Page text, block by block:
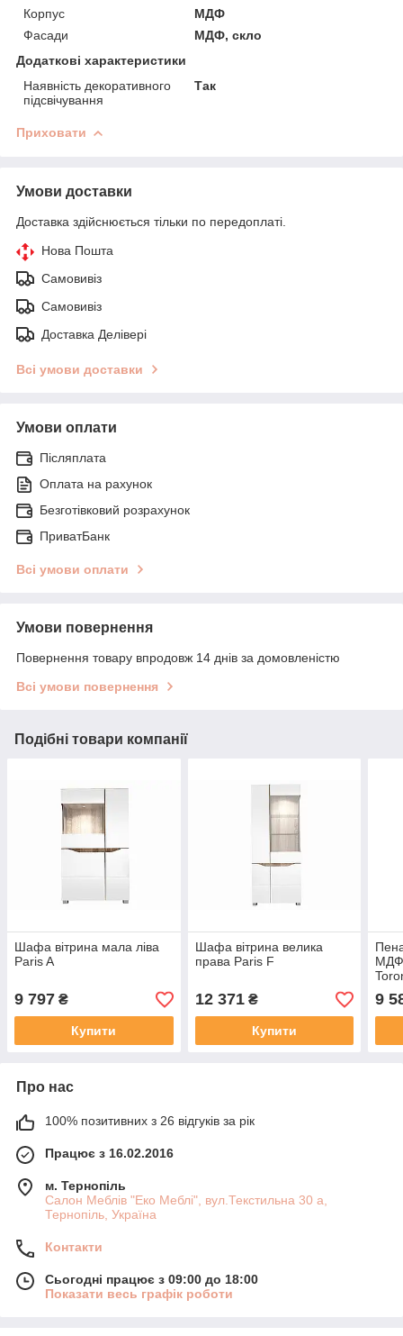
Корпус
МДФ
Фасади
МДФ, скло
Додаткові характеристики
Наявність декоративного
підсвічування
Так
Приховати
Умови доставки
Доставка здійснюється тільки по передоплаті.
Нова Пошта
Самовивіз
Самовивіз
Доставка Делівері
Всі умови доставки
Умови оплати
Післяплата
Оплата на рахунок
Безготівковий розрахунок
ПриватБанк
Всі умови оплати
Умови повернення
Повернення товару впродовж 14 днів за домовленістю
Всі умови повернення
Подібні товари компанії
Шафа вітрина мала ліва
Paris A
9 797 ₴
Купити
Шафа вітрина велика
права Paris F
12 371₴
Купити
МДФ
9
Про нас
100% позитивних з 26 відгуків за рік
Працює з 16.02.2016
м. Тернопіль
Салон Меблів "Еко Меблі", вул.Текстильна 30 а,
Тернопіль, Україна
Контакти
Сьогодні працює з 09:00 до 18:00
Показати весь графік роботи